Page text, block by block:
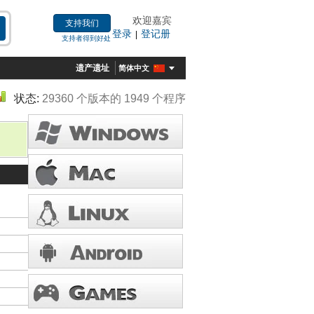
支持我们
支持者得到好处
欢迎嘉宾
登录 | 登记册
遗产遗址 简体中文
状态: 29360 个版本的 1949 个程序